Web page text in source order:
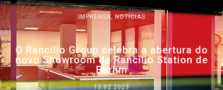
IMPRENSA, NOTÍCIAS
O Rancilio Group celebra a abertura do
novo Showroom da Rancilio Station de
Berlim
13.02.2023
Our brands
Group